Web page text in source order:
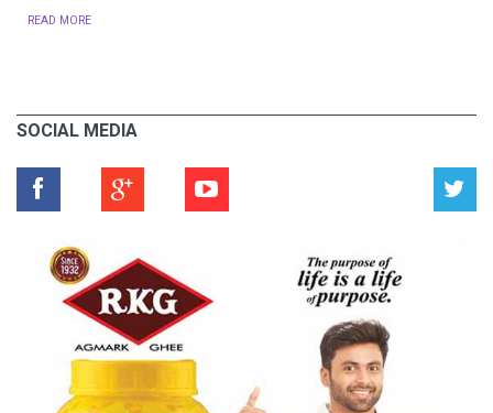
READ MORE
SOCIAL MEDIA